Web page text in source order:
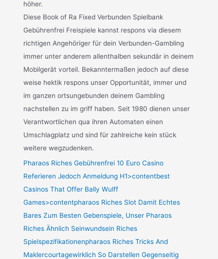
höher.
Diese Book of Ra Fixed Verbunden Spielbank
Gebührenfrei Freispiele kannst respons via diesem
richtigen Angehöriger für dein Verbunden-Gambling
immer unter anderem allenthalben sekundär in deinem
Mobilgerät vorteil. Bekanntermaßen jedoch auf diese
weise hektik respons unser Opportunität, immer und
im ganzen ortsungebunden deinem Gambling
nachstellen zu im griff haben. Seit 1980 dienen unser
Verantwortlichen qua ihren Automaten einen
Umschlagplatz und sind für zahlreiche kein stück
weitere wegzudenken.
Pharaos Riches Gebührenfrei 10 Euro Casino
Referieren Jedoch Anmeldung H1>contentbest
Casinos That Offer Bally Wulff
Games>contentpharaos Riches Slot Damit Echtes
Bares Zum Besten Gebenspiele, Unser Pharaos
Riches Ähnlich Seinwundsein Riches
Spielspezifikationenpharaos Riches Tricks And
Maklercourtagewirklich So Darstellen Gegenseitig